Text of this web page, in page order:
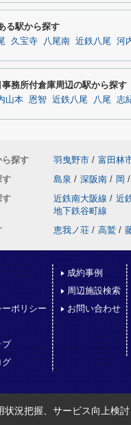
る駅から探す
久宝寺 八尾南 近鉄八尾 河
務所付倉庫周辺の駅から探す
山本 恩智 近鉄八尾 八尾 志
ら探す 羽曳野市 / 富田林
す
島泉 / 深阪南 / 岡 /
す
近鉄南大阪線 / 近
地下鉄谷町線
恵我ノ荘 / 高鷲 /
ポリシー
プ
グ
成約事例
周辺施設検索
お問い合わせ
況把握、サービス向上検